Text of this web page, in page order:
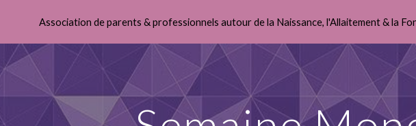
Skip to main content Skip to
Association de parents & professionnels autour de la Naissance, l'Allaitement & la